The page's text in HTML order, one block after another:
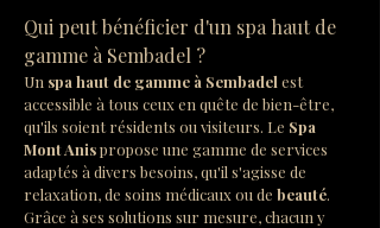
Qui peut bénéficier d'un spa haut de
gamme à Sembadel ?
Un spa haut de gamme à Sembadel est
accessible à tous ceux en quête de bien-être,
qu'ils soient résidents ou visiteurs. Le Spa
Mont Anis propose une gamme de services
adaptés à divers besoins, qu'il s'agisse de
relaxation, de soins médicaux ou de beauté.
Grâce à ses solutions sur mesure, chacun y